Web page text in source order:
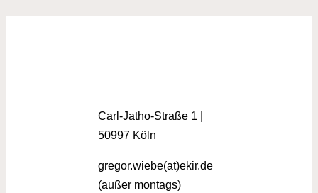
Carl-Jatho-Straße 1 |
50997 Köln
gregor.wiebe(at)ekir.de
(außer montags)